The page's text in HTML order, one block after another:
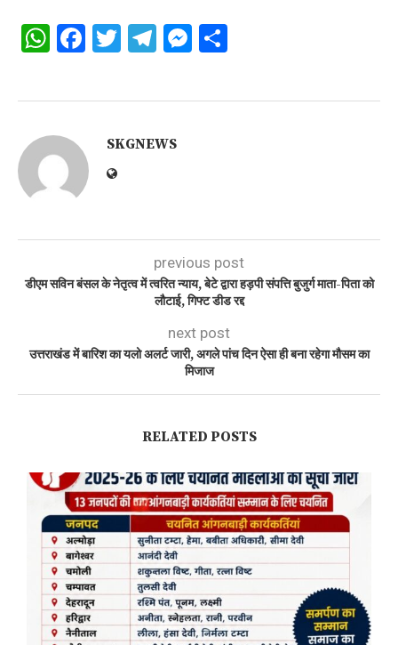
WhatsApp
Facebook
Twitter
Telegram
Messenger
SKGNEWS
previous post
डीएम सविन बंसल के नेतृत्व में त्वरित न्याय, बेटे द्वारा हड़पी संपत्ति बुजुर्ग माता-पिता को
लौटाई, गिफ्ट डीड रद्द
next post
उत्तराखंड में बारिश का यलो अलर्ट जारी, अगले पांच दिन ऐसा ही बना रहेगा मौसम का
मिजाज
RELATED POSTS